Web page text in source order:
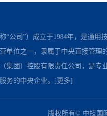
“公司”）成立于1984年，是通用技
单位之一，隶属于中央直接管理
集团）控股有限责任公司，是专
务的中央企业。
[更多]
版权所有© 中技国